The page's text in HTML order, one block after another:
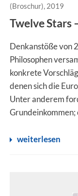
(Broschur), 2019
Twelve Stars
Denkanstöße von
Philosophen
konkrete
denen sich die
Unter anderem
Grundeinkommen;
weiterlesen